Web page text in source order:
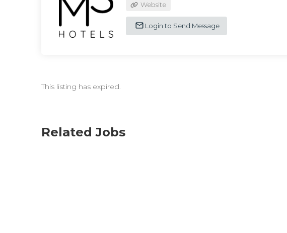
Website
Login to Send Message
This listing has expired.
Related Jobs